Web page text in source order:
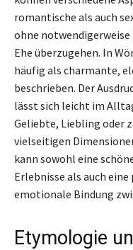
romantische als auch
ohne
Ehe überzugehen. In
häufig als charmante,
beschrieben. Der
lässt sich leicht im
Geliebte, Liebling oder
vielseitigen
kann sowohl eine
Erlebnisse als auch
emotionale Bindung
Etymologie